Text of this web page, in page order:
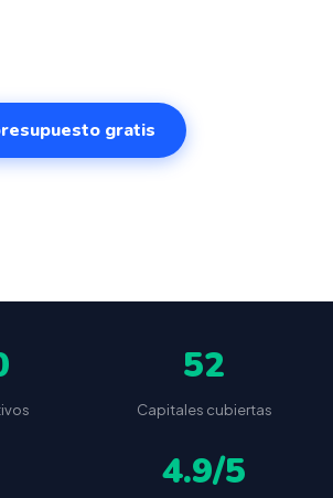
gratis
52
Capitales cubiertas
4.9/5